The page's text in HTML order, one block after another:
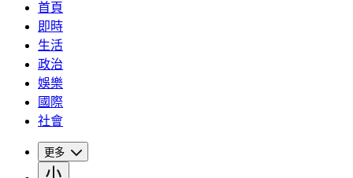
首頁
即時
生活
政治
娛樂
國際
社會
更多